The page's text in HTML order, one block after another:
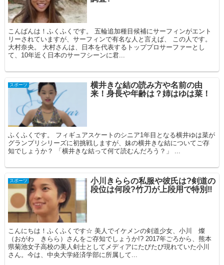
こんばんは！ふくふくです。 五輪追加種目候補にサーフィンがエント
リーされていますが、サーフィンで有名な人と言えば、 この人です。
大村奈央。 大村さんは、日本を代表するトッププロサーファーとし
て、10年近く日本のサーフシーンに君...
スポーツ
横井きな結の読み方や名前の由
来！身長や年齢は？姉はゆは菜！
ふくふくです。 フィギュアスケートのシニア1年目となる横井ゆは菜が
グランプリシリーズに初挑戦しますが、妹の横井きな結についてご存
知でしょうか？ 「横井きな結って何て読むんだろう？」 ...
スポーツ
小川きららの私服や彼氏は?剣道の
段位は何段?竹刀が上段用で特別‼
こんにちは！ふくふくです☆ 美人でイケメンの剣道少女、小川 燦
（おがわ きらら）さんをご存知でしょうか!? 2017年ごろから、熊本
県菊池女子高校の美人剣士としてメディアにたびたび現れていた小川
さん。今は、中央大学経済学部に所属して...